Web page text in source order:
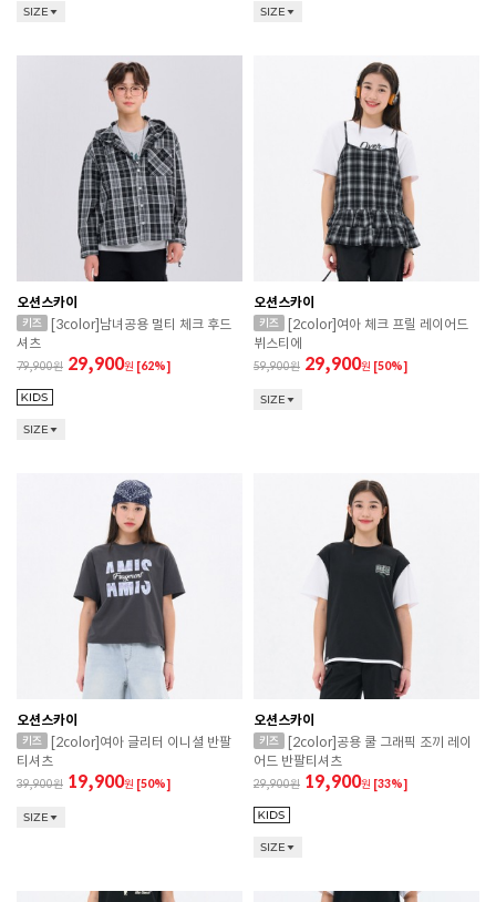
SIZE SIZE
오션스카이
[3color]남녀공용 멀티 체크 후드
셔츠
79,900 29,900원 [62%]
SIZE
오션스카이
[2color]여아 체크 프릴 레이어드
뷔스티에
59,900 29,900원 [50%]
SIZE
오션스카이
[2color]여아 글리터 이니셜 반팔
티셔츠
39,900 19,900원 [50%]
SIZE
오션스카이
[2color]공용 쿨 그래픽 조끼 레이
어드 반팔티셔츠
29,900 19,900원 [33%]
SIZE